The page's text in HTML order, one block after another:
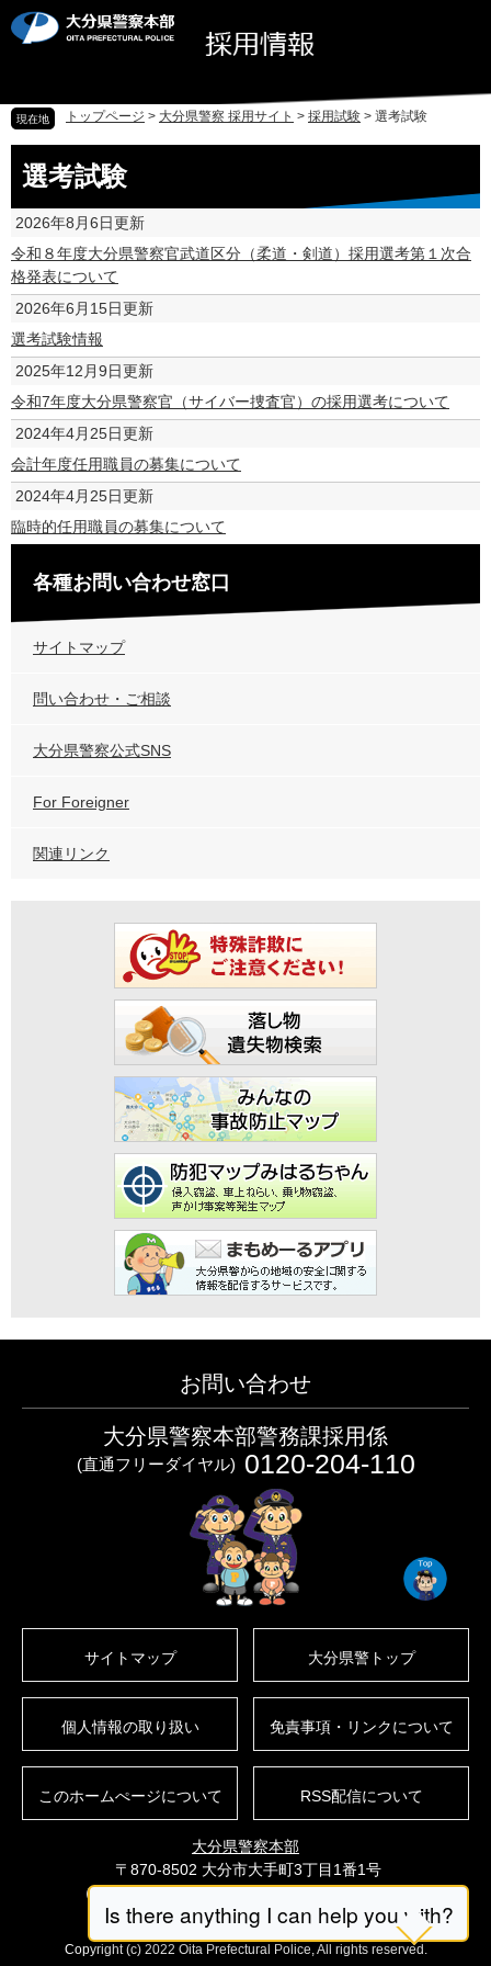
ー
先
頭
で
ニ
を
飛
ば
へ
現在地 トップページ > 大分県警察 採用サイト > 採用試験 > 選考試験
文選考試験
2026年8月6日更新
令和８年度大分県警察官武道区分（柔道・剣道）採用選考第１次合
格発表について
2026年6月15日更新
選考試験情報
2025年12月9日更新
令和7年度大分県警察官（サイバー捜査官）の採用選考について
2024年4月25日更新
会計年度任用職員の募集について
2024年4月25日更新
臨時的任用職員の募集について
各種お問い合わせ窓口
サイトマップ
問い合わせ・ご相談
大分県警察公式SNS
For Foreigner
関連リンク
お問い合わせ
大分県警察本部警務課採用係
(直通フリーダイヤル) 0120-204-110
サイトマップ 大分県警トップ
個人情報の取り扱い 免責事項・リンクについて
このホームぺージについて RSS配信について
大分県警察本部
〒870-8502 大分市大手町3丁目1番1号
（警察本部（県庁）への行き方、フロアマップ）
電話番号：097-536-2131（代表）
Copyright (c) 2022 Oita Prefectural Police, All rights reserved.